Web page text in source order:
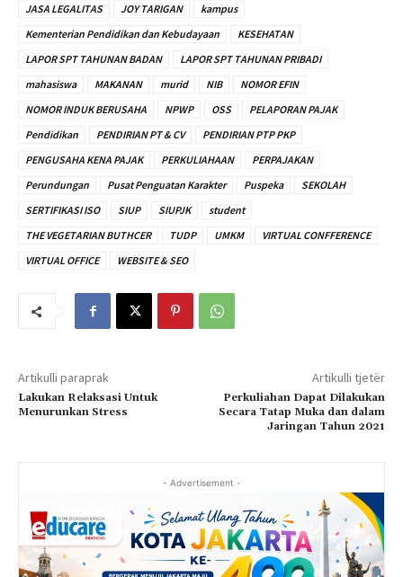
JASA LEGALITAS
JOY TARIGAN
kampus
Kementerian Pendidikan dan Kebudayaan
KESEHATAN
LAPOR SPT TAHUNAN BADAN
LAPOR SPT TAHUNAN PRIBADI
mahasiswa
MAKANAN murid NIB
NOMOR EFIN
NOMOR INDUK BERUSAHA
NPWP OSS
PELAPORAN PAJAK
Pendidikan
PENDIRIAN PT & CV
PENDIRIAN PTP PKP
PENGUSAHA KENA PAJAK
PERKULIAHAAN
PERPAJAKAN
Perundungan
Pusat Penguatan Karakter Puspeka
SEKOLAH
SERTIFIKASI ISO
SIUP SIUPJK
student
THE VEGETARIAN BUTHCER
TUDP UMKM
VIRTUAL CONFFERENCE
VIRTUAL OFFICE
WEBSITE & SEO
Artikulli paraprak
Lakukan Relaksasi Untuk
Menurunkan Stress
Artikulli tjetër
Perkuliahan Dapat Dilakukan
Secara Tatap Muka dan dalam
Jaringan Tahun 2021
- Advertisement -